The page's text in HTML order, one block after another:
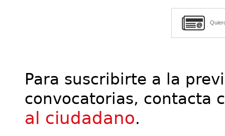
Para suscribirte a la
convocatorias, contacta
al ciudadano.